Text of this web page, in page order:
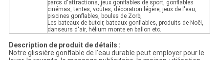
parcs d'attractions, jeux gonflables de sport, gonflables
cinémas, tentes, voûtes, décoration légère, jeux de l'eau,
piscines gonflables, boules de Zorb,
Les bateaux de butoir, bateaux gonflables, produits de Noël,
danseurs d'air, hélium monte en ballon etc.
Description de produit de détails :
Notre glissière gonflable de l'eau durable peut employer pour le